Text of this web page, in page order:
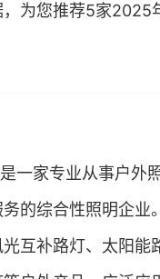
为您推荐5家2025
一家专业从事户外
的综合性照明企
互补路灯、太阳能